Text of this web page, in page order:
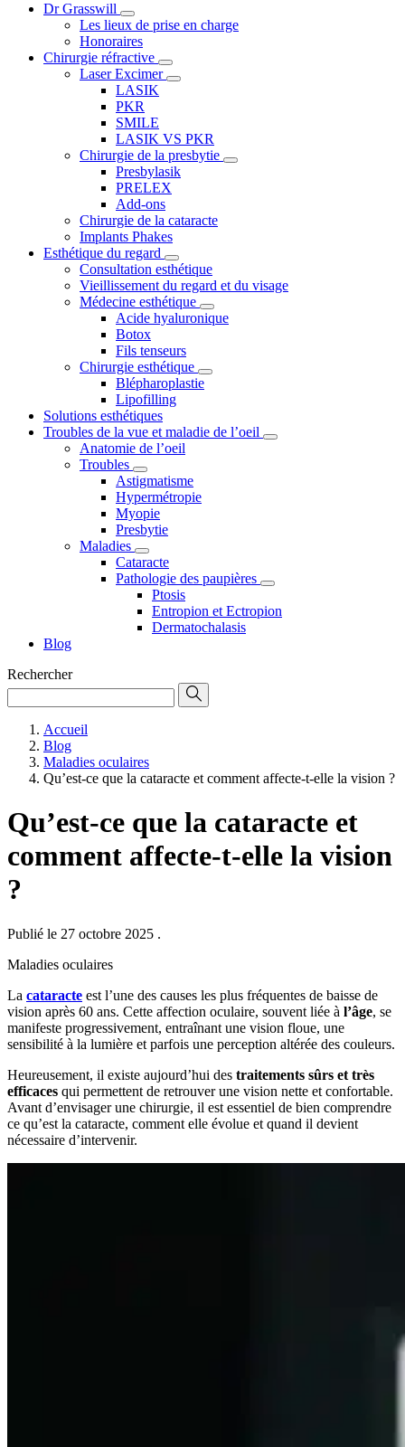
Dr Grasswill
Les lieux de prise en charge
Honoraires
Chirurgie réfractive
Laser Excimer
LASIK
PKR
SMILE
LASIK VS PKR
Chirurgie de la presbytie
Presbylasik
PRELEX
Add-ons
Chirurgie de la cataracte
Implants Phakes
Esthétique du regard
Consultation esthétique
Vieillissement du regard et du visage
Médecine esthétique
Acide hyaluronique
Botox
Fils tenseurs
Chirurgie esthétique
Blépharoplastie
Lipofilling
Solutions esthétiques
Troubles de la vue et maladie de l’oeil
Anatomie de l’oeil
Troubles
Astigmatisme
Hypermétropie
Myopie
Presbytie
Maladies
Cataracte
Pathologie des paupières
Ptosis
Entropion et Ectropion
Dermatochalasis
Blog
Rechercher
Accueil
Blog
Maladies oculaires
Qu’est-ce que la cataracte et comment affecte-t-elle la vision ?
Qu’est-ce que la cataracte et
comment affecte-t-elle la vision
?
Publié le 27 octobre 2025 .
Maladies oculaires
La cataracte est l’une des causes les plus fréquentes de baisse de
vision après 60 ans. Cette affection oculaire, souvent liée à l’âge, se
manifeste progressivement, entraînant une vision floue, une
sensibilité à la lumière et parfois une perception altérée des couleurs.
Heureusement, il existe aujourd’hui des traitements sûrs et très
efficaces qui permettent de retrouver une vision nette et confortable.
Avant d’envisager une chirurgie, il est essentiel de bien comprendre
ce qu’est la cataracte, comment elle évolue et quand il devient
nécessaire d’intervenir.